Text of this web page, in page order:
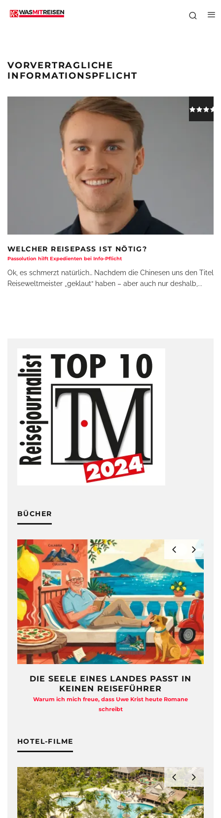
VORVERTRAGLICHE
INFORMATIONSPFLICHT
WELCHER REISEPASS IST NÖTIG?
Passolution hilft Expedienten bei Info-Pflicht
Ok, es schmerzt natürlich… Nachdem die Chinesen uns den Titel
Reiseweltmeister „geklaut“ haben – aber auch nur deshalb, ...
BÜCHER
DIE SEELE EINES LANDES PASST IN
KEINEN REISEFÜHRER
Warum ich mich freue, dass Uwe Krist heute Romane
schreibt
HOTEL-FILME